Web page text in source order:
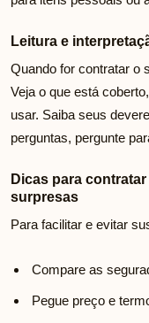
Leitura e
Quando for contratar o
Veja o que está
usar. Saiba seus
perguntas, pergunte
Dicas para
surpresas
Para facilitar e evitar
Compare as
Pegue preço e